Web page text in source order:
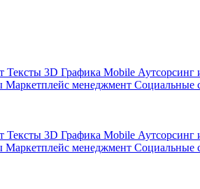
Тексты 3D Графика Mobile Аутсорсинг
Маркетплейс менеджмент Социальные
Тексты 3D Графика Mobile Аутсорсинг
Маркетплейс менеджмент Социальные